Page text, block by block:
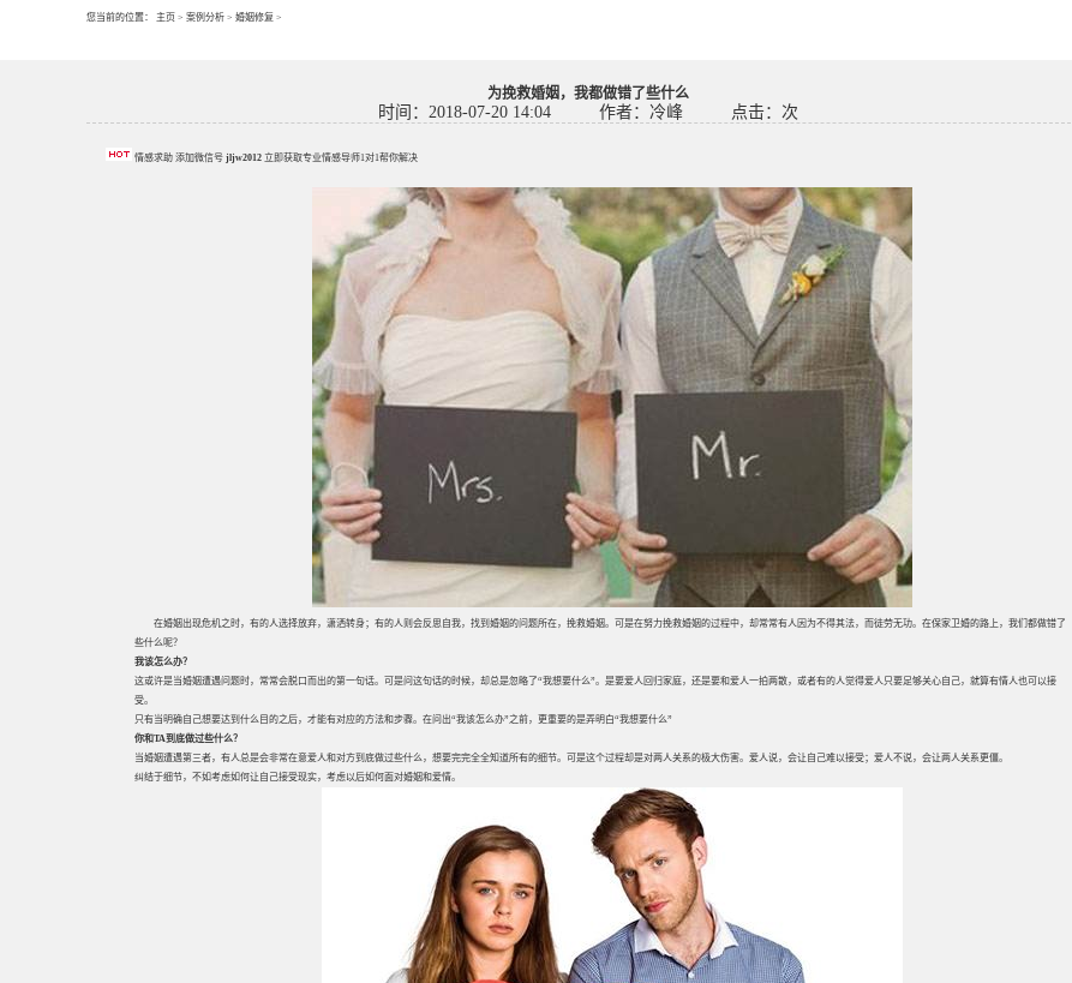
您当前的位置： 主页 > 案例分析 > 婚姻修复 >
为挽救婚姻，我都做错了些什么
时间：2018-07-20 14:04 作者：冷峰 点击： 次
情感求助 添加微信号 jljw2012 立即获取专业情感导师1对1帮你解决
在婚姻出现危机之时，有的人选择放弃，潇洒转身；有的人则会反思自我，找到婚姻的问题所在，挽救婚姻。可是在努力挽救婚姻的过程中，却常常有人因为不得其法，而徒劳无功。在保家卫婚的路上，我们都做错了
些什么呢？
我该怎么办？
这或许是当婚姻遭遇问题时，常常会脱口而出的第一句话。可是问这句话的时候，却总是忽略了“我想要什么”。是要爱人回归家庭，还是要和爱人一拍两散，或者有的人觉得爱人只要足够关心自己，就算有情人也可以接
受。
只有当明确自己想要达到什么目的之后，才能有对应的方法和步骤。在问出“我该怎么办”之前，更重要的是弄明白“我想要什么”
你和TA到底做过些什么？
当婚姻遭遇第三者，有人总是会非常在意爱人和对方到底做过些什么，想要完完全全知道所有的细节。可是这个过程却是对两人关系的极大伤害。爱人说，会让自己难以接受；爱人不说，会让两人关系更僵。
纠结于细节，不如考虑如何让自己接受现实，考虑以后如何面对婚姻和爱情。